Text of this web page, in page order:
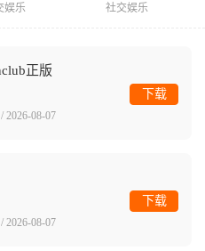
娱乐 社交娱乐
正版
2026-08-07
下载
2026-08-07
下载